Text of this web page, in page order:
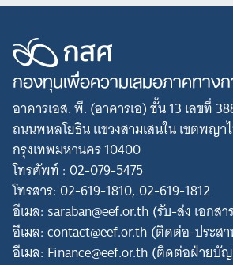
กองทุนเพื่อความเสมอภาคทาง
อาคารเอส. พี. (อาคารเอ) ชั้น 13 เลขที่
ถนนพหลโยธิน แขวงสามเสนใน เขตพญา
กรุงเทพมหานคร 10400
โทรศัพท์ : 02-079-5475
โทรสาร: 02-619-1810, 02-619-1812
อีเมล: saraban@eef.or.th (รับ-ส่ง เอกสา
อีเมล: contact@eef.or.th (ติดต่อ-ประส
อีเมล: Finance@eef.or.th (ติดต่อฝ่ายบั